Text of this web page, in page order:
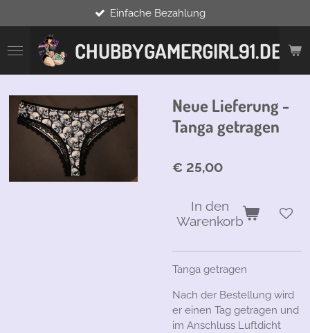
Hauptinhalt
springen
CHUBBYGAMERGIRL91.DE
Einfache Bezahlung
Neue Lieferung -
Tanga getragen
€ 25,00
In den
Warenkorb
Tanga getragen
Nach der Bestellung wird
er einen Tag getragen und
im Anschluss Luftdicht